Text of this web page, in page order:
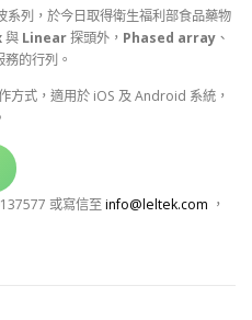
列，於今日取得衛生福利部食品藥物
與 Linear探頭外， Phased array 、
的行列。
式，適用於 iOS 及 Android 系統，
。
或寫信至info@leltek.com ，